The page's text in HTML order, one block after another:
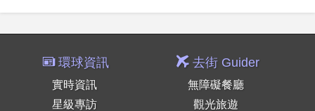
環球資訊
實時資訊
星級專訪
去街 Guider
無障礙餐廳
觀光旅遊